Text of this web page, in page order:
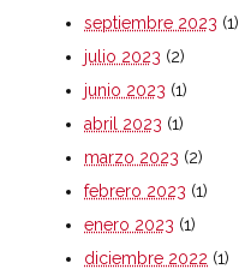
septiembre 2023 (1)
julio 2023 (2)
junio 2023 (1)
abril 2023 (1)
marzo 2023 (2)
febrero 2023 (1)
enero 2023 (1)
diciembre 2022 (1)